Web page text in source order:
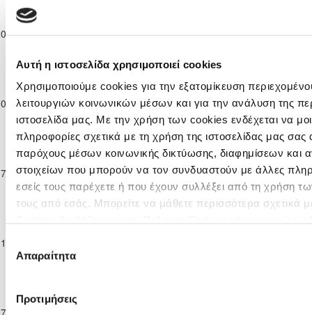
Αυτή η ιστοσελίδα χρησιμοποιεί cookies
Χρησιμοποιούμε cookies για την εξατομίκευση
λειτουργιών κοινωνικών μέσων και για την ανάλυση της
ιστοσελίδα μας. Με την χρήση των cookies ενδέχεται να
πληροφορίες σχετικά με τη χρήση της ιστοσελίδας μας
παρόχους μέσων κοινωνικής δικτύωσης, διαφημίσεων και
στοιχείων που μπορούν να τον συνδυαστούν με άλλες
εσείς τους παρέχετε ή που έχουν συλλέξει από τη χρήση
τους από εσάς. Μπορείτε να μάθετε περισσότερα σχετικά
συγκατάθεσης
Απαραίτητα
Προτιμήσεις
12-2025
Παίδων
2025/26
1 5 90'
01-2026
Κατηγορία
Παίδων
Κ-16
2025/26
ΟΜΟΝΟΙΑ
ΛΕΥΚΩΣΙΑΣ 0 3ΠΑΦΟΣ F.C. 90'
01-2026
Ανώτατη
Κατηγορία
Παίδων
Κ-16
2025/26
ΟΜΟΝΟΙΑ
ΛΕΥΚΩΣΙΑΣ
0 1ΑΠΟΕΛ
ΛΕΥΚΩΣΙΑΣ
90'
01-2026
Κ-16
Κατηγορία